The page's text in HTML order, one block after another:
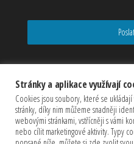
Stránky a aplikace využívají
Cookies jsou soubory, které se
stránky, díky nim můžeme snadněji
webovými stránkami, vstřícněji s vámi
nebo cílit marketingové aktivity. Typy